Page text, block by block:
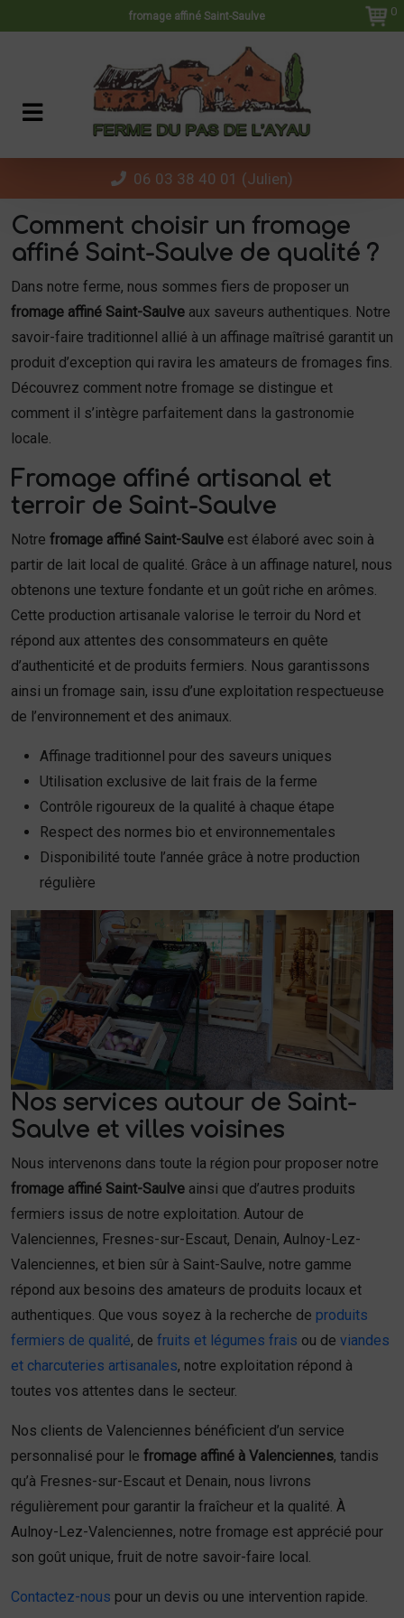
fromage affiné Saint-Saulve 0
06 03 38 40 01 (Julien)
Comment choisir un fromage
affiné Saint-Saulve de qualité ?
Dans notre ferme, nous sommes fiers de proposer un
fromage affiné Saint-Saulve aux saveurs authentiques. Notre
savoir-faire traditionnel allié à un affinage maîtrisé garantit un
produit d’exception qui ravira les amateurs de fromages fins.
Découvrez comment notre fromage se distingue et
comment il s’intègre parfaitement dans la gastronomie
locale.
Fromage affiné artisanal et
terroir de Saint-Saulve
Notre fromage affiné Saint-Saulve est élaboré avec soin à
partir de lait local de qualité. Grâce à un affinage naturel, nous
obtenons une texture fondante et un goût riche en arômes.
Cette production artisanale valorise le terroir du Nord et
répond aux attentes des consommateurs en quête
d’authenticité et de produits fermiers. Nous garantissons
ainsi un fromage sain, issu d’une exploitation respectueuse
de l’environnement et des animaux.
Affinage traditionnel pour des saveurs uniques
Utilisation exclusive de lait frais de la ferme
Contrôle rigoureux de la qualité à chaque étape
Respect des normes bio et environnementales
Disponibilité toute l’année grâce à notre production
régulière
Nos services autour de Saint-
Saulve et villes voisines
Nous intervenons dans toute la région pour proposer notre
fromage affiné Saint-Saulve ainsi que d’autres produits
fermiers issus de notre exploitation. Autour de
Valenciennes, Fresnes-sur-Escaut, Denain, Aulnoy-Lez-
Valenciennes, et bien sûr à Saint-Saulve, notre gamme
répond aux besoins des amateurs de produits locaux et
authentiques. Que vous soyez à la recherche de produits
fermiers de qualité, de fruits et légumes frais ou de viandes
et charcuteries artisanales, notre exploitation répond à
toutes vos attentes dans le secteur.
Nos clients de Valenciennes bénéficient d’un service
personnalisé pour le fromage affiné à Valenciennes, tandis
qu’à Fresnes-sur-Escaut et Denain, nous livrons
régulièrement pour garantir la fraîcheur et la qualité. À
Aulnoy-Lez-Valenciennes, notre fromage est apprécié pour
son goût unique, fruit de notre savoir-faire local.
Contactez-nous pour un devis ou une intervention rapide.
Panneau de gestion des cookies